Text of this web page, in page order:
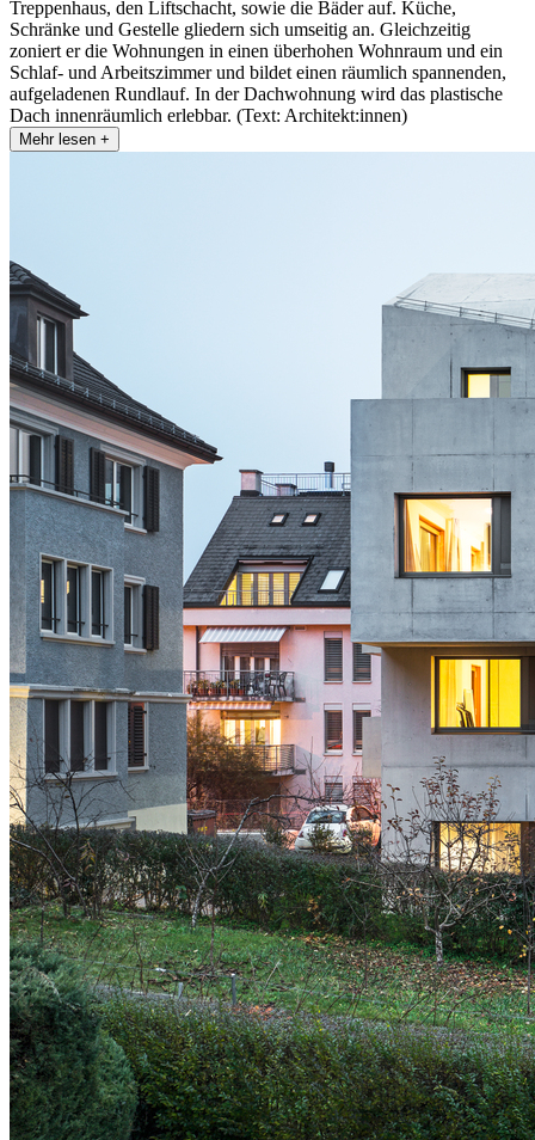
Treppenhaus, den Liftschacht, sowie die Bäder auf. Küche,
Schränke und Gestelle gliedern sich umseitig an. Gleichzeitig
zoniert er die Wohnungen in einen überhohen Wohnraum und ein
Schlaf- und Arbeitszimmer und bildet einen räumlich spannenden,
aufgeladenen Rundlauf. In der Dachwohnung wird das plastische
Dach innenräumlich erlebbar. (Text: Architekt:innen)
Mehr lesen +